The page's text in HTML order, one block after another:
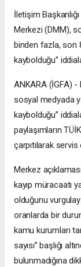
İletişim
Merkezi (DMM),
binden fazla, son
kaybolduğu”
ANKARA (İGFA)
sosyal medyada
kaybolduğu”
paylaşımların
çarpıtılarak
Merkez
kayıp müracaatı
olduğunu
oranlarda bir
kamu kurumları
sayısı” başlığı
bulunmadığına